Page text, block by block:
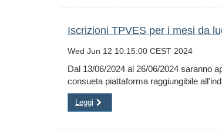
Iscrizioni TPVES per i mesi da
Wed Jun 12 10:15:00 CEST 2024
Dal 13/06/2024 al 26/06/2024 saranno
consueta piattaforma raggiungibile
Leggi